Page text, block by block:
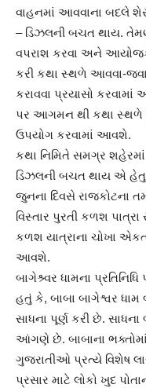
વાહનમાં આવવાના બદલે
– ડિઝલની બચત થાય.
વપરાશ કરવા અને
કરી કથા સ્થળે આવવા-
કરાવવા પ્રયાસો
પર આગમન થી કથા સ્થળે
ઉપયોગ કરવામાં આવશે.
કથા નિમિતે સમગ્ર
ડિઝલની બચત થાય એ
જુનના દિવસે રાજકોટના
વિસ્તાર પુરતી કળશ
કળશ યાત્રાના ચોખા
આવશે.
બાગેશ્ર્વર ધામના
હતું કે, બાબા બાગેશ્વર ધામ
સાધના પૂર્ણ કરી છે.
આંગણે છે. બાબાના
ગુજરાતીઓ પ્રત્યે વિશેષ
પ્રસાર માટે લોકો ખુદ